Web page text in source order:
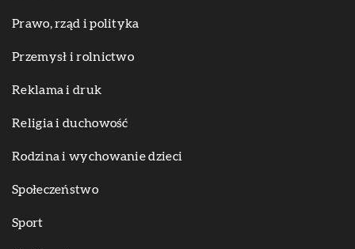
Prawo, rząd i polityka
Przemysł i rolnictwo
Reklama i druk
Religia i duchowość
Rodzina i wychowanie dzieci
Społeczeństwo
Sport